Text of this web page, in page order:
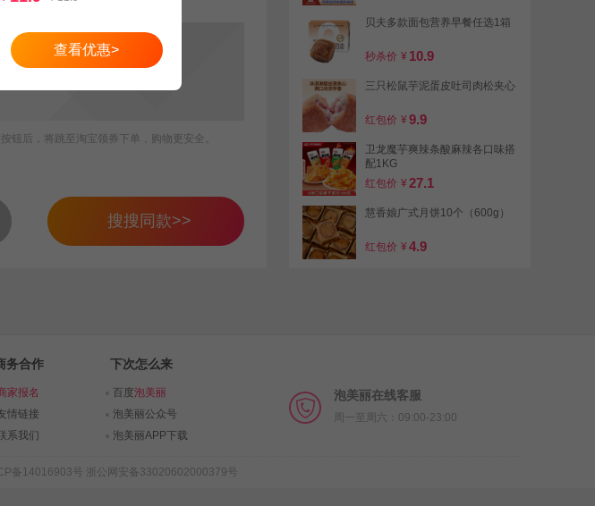
钮后，将跳至淘宝领券下单，购物更安全。
搜搜同款>>
贝夫多款面包营养早餐任选1箱
秒杀价 ¥ 10.9
三只松鼠芋泥蛋皮吐司肉松夹心
红包价 ¥9.9
卫龙魔芋爽辣条酸麻辣各口味搭
配1KG
红包价 ¥27.1
慧香娘广式月饼10个（600g）
红包价 ¥4.9
查看优惠>
务合作
家报名
情链接
系我们
下次怎么来
百度泡美丽
泡美丽公众号
泡美丽APP下载
泡美丽在线客服
周一至周六：09:00-23:00
备14016903号 浙公网安备33020602000379号